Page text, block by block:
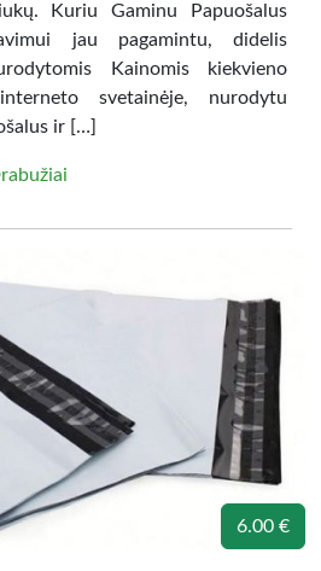
Kuriu Gaminu Papuošalus
jau pagamintu, didelis
Kainomis kiekvieno
svetainėje, nurodytu
ir […]
6.00 €